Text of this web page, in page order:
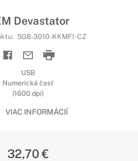
Devastator
SGB-3010-KKMF1-CZ
USB
Numerická časť
(1600 dpi)
VIAC INFORMÁCIÍ
32,70 €